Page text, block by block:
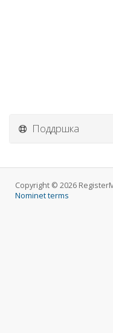
Поддршка
Copyright © 2026
Nominet terms